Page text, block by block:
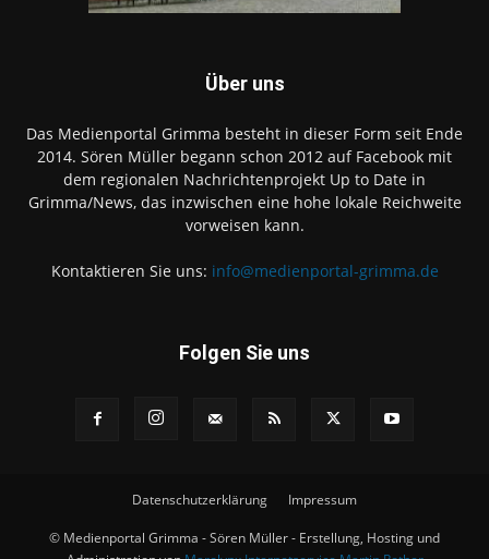
Über uns
Das Medienportal Grimma besteht in dieser Form seit Ende
2014. Sören Müller begann schon 2012 auf Facebook mit
dem regionalen Nachrichtenprojekt Up to Date in
Grimma/News, das inzwischen eine hohe lokale Reichweite
vorweisen kann.
Kontaktieren Sie uns: info@medienportal-grimma.de
Folgen Sie uns
Datenschutzerklärung Impressum
© Medienportal Grimma - Sören Müller - Erstellung, Hosting und